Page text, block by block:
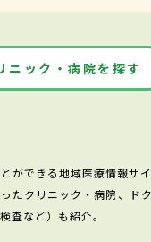
ニック・病院を探す
できる地域医療情報サイ
クリニック・病院、ド
査など）も紹介。